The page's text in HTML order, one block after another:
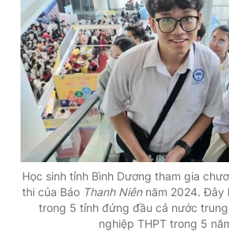
Học sinh tỉnh Bình Dương tham gia
thi của Báo Thanh Niênnăm 2024. Đây
trong 5 tỉnh đứng đầu cả nước
nghiệp THPT trong 5